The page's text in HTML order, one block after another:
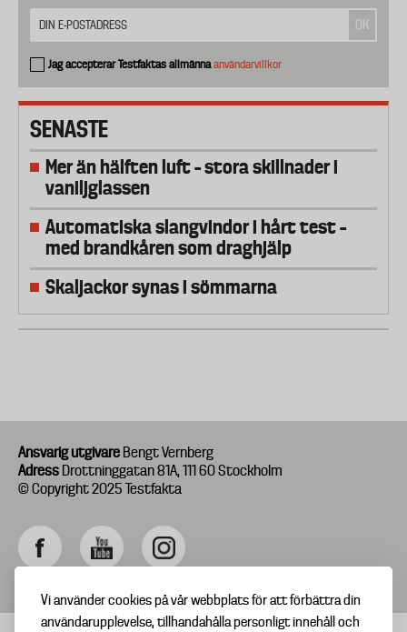
Vi använder cookies på vår webbplats för att förbättra din
användarupplevelse, tillhandahålla personligt innehåll och
Jag accepterar Testfaktas allmännaanvändarvillkor
SENASTE
Mer än hälften luft – stora skillnader i
vaniljglassen
Automatiska slangvindor i hårt test –
med brandkåren som draghjälp
Skaljackor synas i sömmarna
Ansvarig utgivare Bengt Vernberg
Adress Drottninggatan 81A, 111 60 Stockholm
© Copyright 2025 Testfakta